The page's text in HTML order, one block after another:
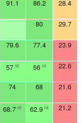
91.1 86.2 28.4
80 29.7
79.6 77.4 23.9
57 n2 56 n3 22.6
74 68 21.6
68.7 n2 62.9 n4 21.2